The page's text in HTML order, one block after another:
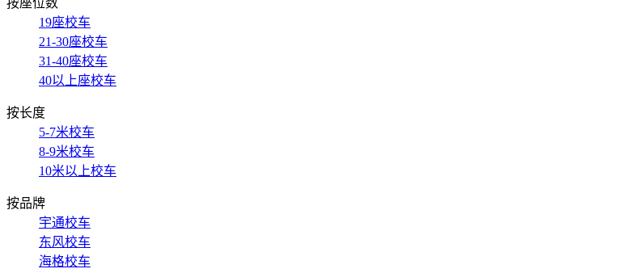
按座位数
19座校车
21-30座校车
31-40座校车
40以上座校车
按长度
5-7米校车
8-9米校车
10米以上校车
按品牌
宇通校车
东风校车
海格校车